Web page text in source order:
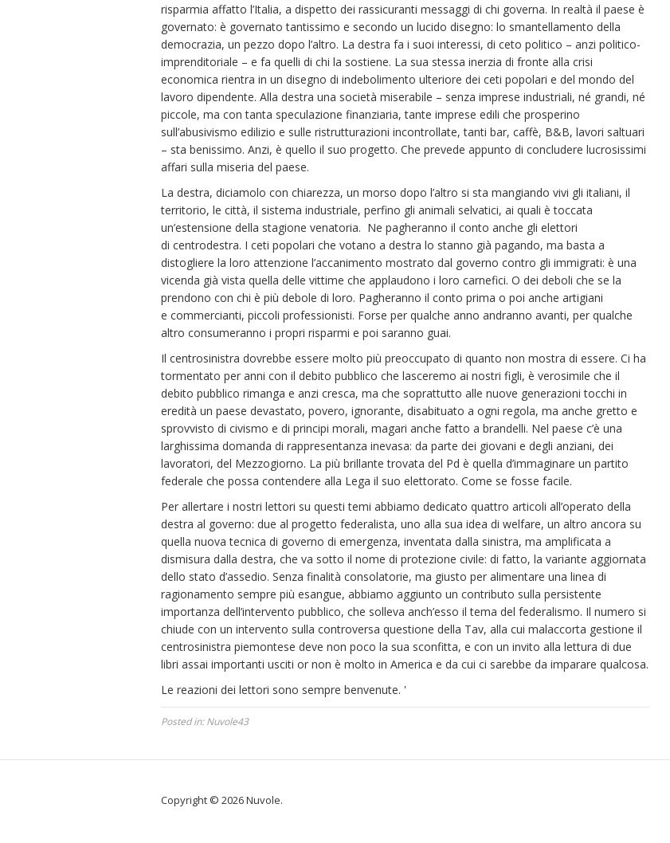
risparmia affatto l’Italia, a dispetto dei rassicuranti messaggi di chi governa. In realtà il paese è
governato: è governato tantissimo e secondo un lucido disegno: lo smantellamento della
democrazia, un pezzo dopo l’altro. La destra fa i suoi interessi, di ceto politico – anzi politico-
imprenditoriale – e fa quelli di chi la sostiene. La sua stessa inerzia di fronte alla crisi
economica rientra in un disegno di indebolimento ulteriore dei ceti popolari e del mondo del
lavoro dipendente. Alla destra una società miserabile – senza imprese industriali, né grandi, né
piccole, ma con tanta speculazione finanziaria, tante imprese edili che prosperino
sull’abusivismo edilizio e sulle ristrutturazioni incontrollate, tanti bar, caffè, B&B, lavori saltuari
– sta benissimo. Anzi, è quello il suo progetto. Che prevede appunto di concludere lucrosissimi
affari sulla miseria del paese.
La destra, diciamolo con chiarezza, un morso dopo l’altro si sta mangiando vivi gli italiani, il
territorio, le città, il sistema industriale, perfino gli animali selvatici, ai quali è toccata
un’estensione della stagione venatoria. Ne pagheranno il conto anche gli elettori
di centrodestra. I ceti popolari che votano a destra lo stanno già pagando, ma basta a
distogliere la loro attenzione l’accanimento mostrato dal governo contro gli immigrati: è una
vicenda già vista quella delle vittime che applaudono i loro carnefici. O dei deboli che se la
prendono con chi è più debole di loro. Pagheranno il conto prima o poi anche artigiani
e commercianti, piccoli professionisti. Forse per qualche anno andranno avanti, per qualche
altro consumeranno i propri risparmi e poi saranno guai.
Il centrosinistra dovrebbe essere molto più preoccupato di quanto non mostra di essere. Ci ha
tormentato per anni con il debito pubblico che lasceremo ai nostri figli, è verosimile che il
debito pubblico rimanga e anzi cresca, ma che soprattutto alle nuove generazioni tocchi in
eredità un paese devastato, povero, ignorante, disabituato a ogni regola, ma anche gretto e
sprovvisto di civismo e di principi morali, magari anche fatto a brandelli. Nel paese c’è una
larghissima domanda di rappresentanza inevasa: da parte dei giovani e degli anziani, dei
lavoratori, del Mezzogiorno. La più brillante trovata del Pd è quella d’immaginare un partito
federale che possa contendere alla Lega il suo elettorato. Come se fosse facile.
Per allertare i nostri lettori su questi temi abbiamo dedicato quattro articoli all’operato della
destra al governo: due al progetto federalista, uno alla sua idea di welfare, un altro ancora su
quella nuova tecnica di governo di emergenza, inventata dalla sinistra, ma amplificata a
dismisura dalla destra, che va sotto il nome di protezione civile: di fatto, la variante aggiornata
dello stato d’assedio. Senza finalità consolatorie, ma giusto per alimentare una linea di
ragionamento sempre più esangue, abbiamo aggiunto un contributo sulla persistente
importanza dell’intervento pubblico, che solleva anch’esso il tema del federalismo. Il numero si
chiude con un intervento sulla controversa questione della Tav, alla cui malaccorta gestione il
centrosinistra piemontese deve non poco la sua sconfitta, e con un invito alla lettura di due
libri assai importanti usciti or non è molto in America e da cui ci sarebbe da imparare qualcosa.
Le reazioni dei lettori sono sempre benvenute. '
Posted in:Nuvole43
Copyright © 2026 Nuvole.